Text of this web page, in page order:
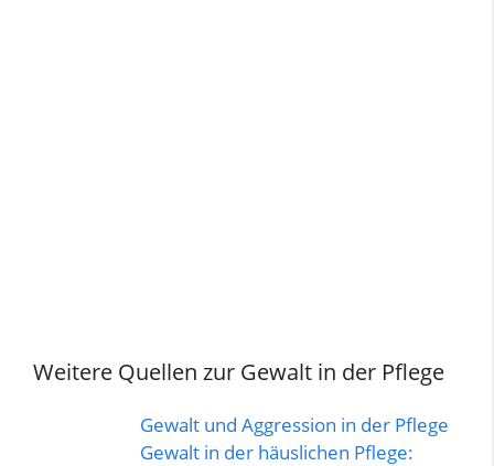
Weitere Quellen zur Gewalt in der Pflege
Gewalt und Aggression in der Pflege
Gewalt in der häuslichen Pflege: